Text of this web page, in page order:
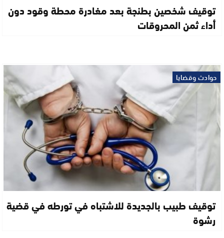
توقيف شخصين بطنجة بعد مغادرة محطة وقود دون
أداء ثمن المحروقات
حوادث وقضايا
توقيف طبيب بالجديدة للاشتباه في تورطه في قضية
رشوة